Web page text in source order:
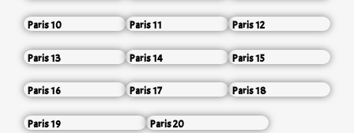
Paris 10 Paris 11 Paris 12
Paris 13 Paris 14 Paris 15
Paris 16 Paris 17 Paris 18
Paris 19 Paris 20